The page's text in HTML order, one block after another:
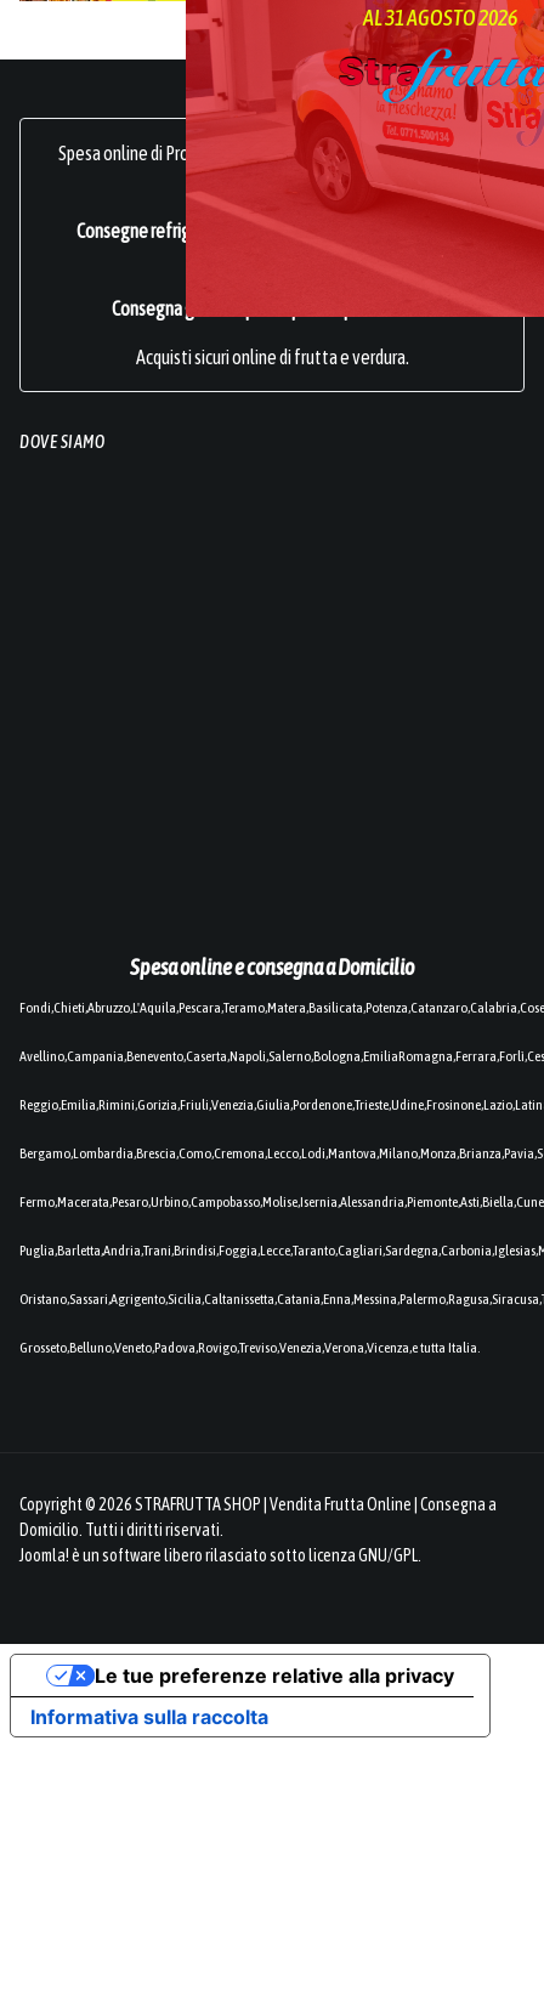
AL 31 AGOSTO 2026
Spesa online di Prodotti Ortofrutticoli, sani, freschi e genuini.
frutta online.
Consegne refrigerate a domicilio in tutta Italia.
Certificata ISO 22000.
Consegna gratuita per acquisti superiori a 49€.
Acquisti sicuri online di frutta e verdura.
DOVE SIAMO
Spesa online e consegna a Domicilio
Grosseto,Belluno,Veneto,Padova,Rovigo,Treviso,Venezia,Verona,Vicenza,e tutta Italia.
Copyright © 2026 STRAFRUTTA SHOP | Vendita Frutta Online | Consegna a
Domicilio. Tutti i diritti riservati.
Joomla!è un software libero rilasciato sotto licenza GNU/GPL.
Informativa sulla raccolta
Le tue preferenze relative alla privacy